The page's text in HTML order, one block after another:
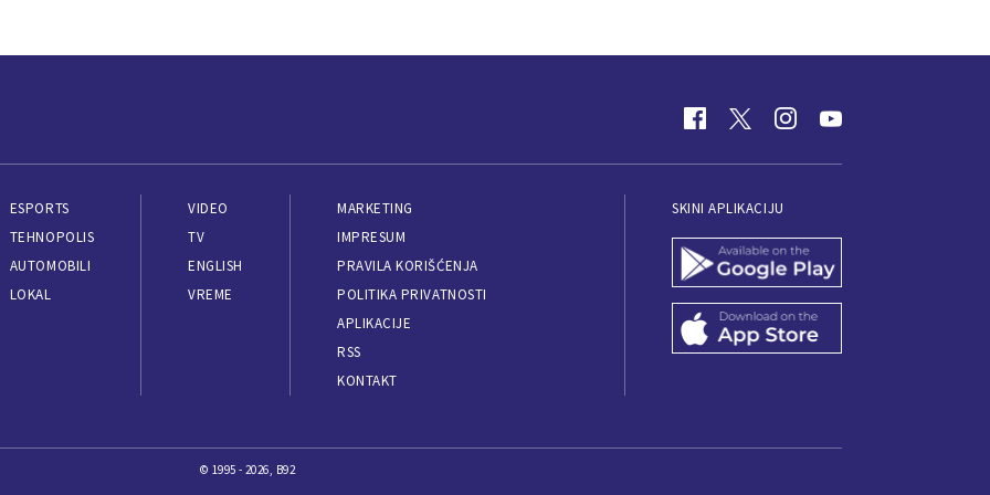
ESPORTS
TEHNOPOLIS
AUTOMOBILI
LOKAL
VIDEO
TV
ENGLISH
VREME
MARKETING
IMPRESUM
PRAVILA KORIŠĆENJA
POLITIKA PRIVATNOSTI
APLIKACIJE
RSS
KONTAKT
SKINI APLIKACIJU
© 1995 - 2026, B92